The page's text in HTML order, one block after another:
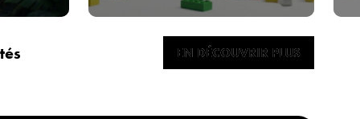
EN DÉCOUVRIR PLUS
EN DÉCOUVRIR PLUS